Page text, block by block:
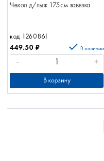
Чехол д/лыж 175см завязка
код 1260861
449.50 ₽ В наличии
- +
В корзину